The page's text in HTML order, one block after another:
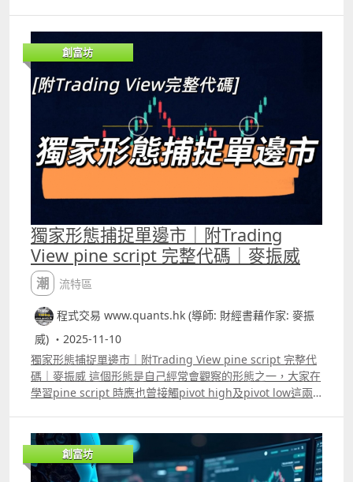
前高低位等更好。Patreon 及YouTube高級會員版本的留言
區有完整代碼。
創富坊
獨家形態捕捉單邊市｜附Trading
View pine script 完整代碼｜麥振威
潮流特區
程式交易 www.quants.hk (導師: 財經書藉作家: 麥振
威) ・2025-11-10
獨家形態捕捉單邊市｜附Trading View pine script 完整代
碼｜麥振威 這個形態是自己經常會觀察的形態之一，大家在
學習pine script 時應也曾接觸pivot high及pivot low這兩
天市況「整固」時間入市。
創富坊